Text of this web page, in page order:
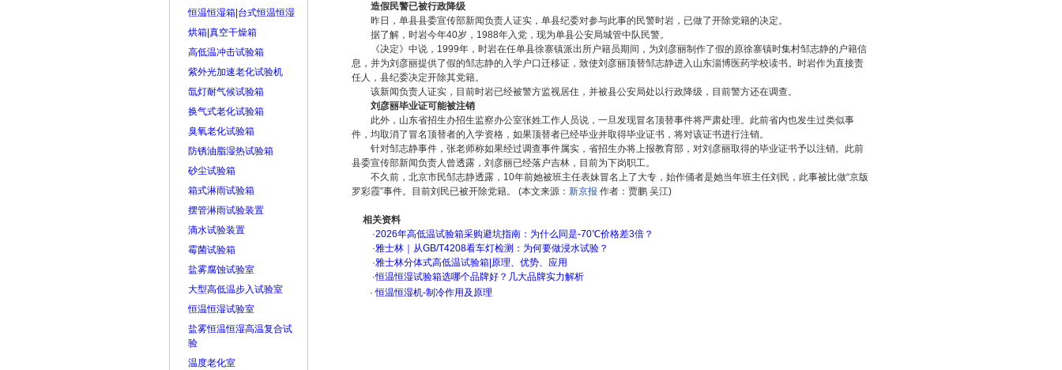
恒温恒湿箱|台式恒温恒湿
烘箱|真空干燥箱
高低温冲击试验箱
紫外光加速老化试验机
氙灯耐气候试验箱
换气式老化试验箱
臭氧老化试验箱
防锈油脂湿热试验箱
砂尘试验箱
箱式淋雨试验箱
摆管淋雨试验装置
滴水试验装置
霉菌试验箱
盐雾腐蚀试验室
大型高低温步入试验室
恒温恒湿试验室
盐雾恒温恒湿高温复合试
验
温度老化室
造假民警已被行政降级
昨日，单县县委宣传部新闻负责人证实，单县纪委对参与此事的民警时岩，已做了开除党籍的决定。
据了解，时岩今年40岁，1988年入党，现为单县公安局城管中队民警。
《决定》中说，1999年，时岩在任单县徐寨镇派出所户籍员期间，为刘彦丽制作了假的原徐寨镇时集村邹志静的户籍信
息，并为刘彦丽提供了假的邹志静的入学户口迁移证，致使刘彦丽顶替邹志静进入山东淄博医药学校读书。时岩作为直接责
任人，县纪委决定开除其党籍。
该新闻负责人证实，目前时岩已经被警方监视居住，并被县公安局处以行政降级，目前警方还在调查。
刘彦丽毕业证可能被注销
此外，山东省招生办招生监察办公室张姓工作人员说，一旦发现冒名顶替事件将严肃处理。此前省内也发生过类似事
件，均取消了冒名顶替者的入学资格，如果顶替者已经毕业并取得毕业证书，将对该证书进行注销。
针对邹志静事件，张老师称如果经过调查事件属实，省招生办将上报教育部，对刘彦丽取得的毕业证书予以注销。此前
县委宣传部新闻负责人曾透露，刘彦丽已经落户吉林，目前为下岗职工。
不久前，北京市民邹志静透露，10年前她被班主任表妹冒名上了大专，始作俑者是她当年班主任刘民，此事被比做“京版
罗彩霞”事件。目前刘民已被开除党籍。 (本文来源： 新京报 作者：贾鹏 吴江)
相关资料
·2026年高低温试验箱采购避坑指南：为什么同是-70℃价格差3倍？
·雅士林｜从GB/T4208看车灯检测：为何要做浸水试验？
·雅士林分体式高低温试验箱|原理、优势、应用
·恒温恒湿试验箱选哪个品牌好？几大品牌实力解析
· 恒温恒湿机-制冷作用及原理